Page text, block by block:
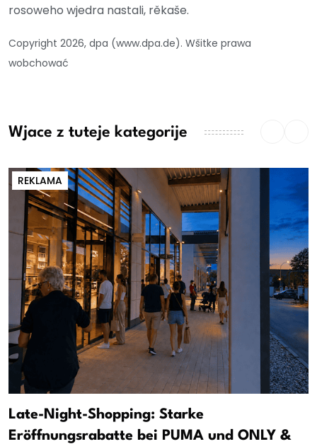
rosoweho wjedra nastali, rěkaše.
Copyright 2026, dpa (www.dpa.de). Wšitke prawa
wobchować
Wjace z tuteje kategorije
REKLAMA
Late-Night-Shopping: Starke
Eröffnungsrabatte bei PUMA und ONLY &